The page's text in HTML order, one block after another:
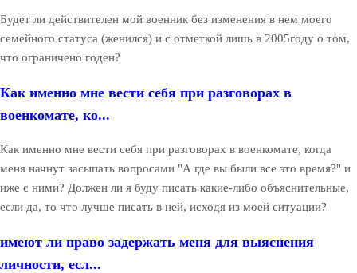
Будет ли действителен мой военник без изменения в нем моего
семейного статуса (женился) и с отметкой лишь в 2005году о том,
что ограничено годен?
Как именно мне вести себя при разговорах в
военкомате, ко...
Как именно мне вести себя при разговорах в военкомате, когда
меня начнут засыпать вопросами "А где вы были все это время?" и
иже с ними? Должен ли я буду писать какие-либо объяснительные,
если да, то что лучше писать в ней, исходя из моей ситуации?
имеют ли право задержать меня для выяснения
личности, есл...